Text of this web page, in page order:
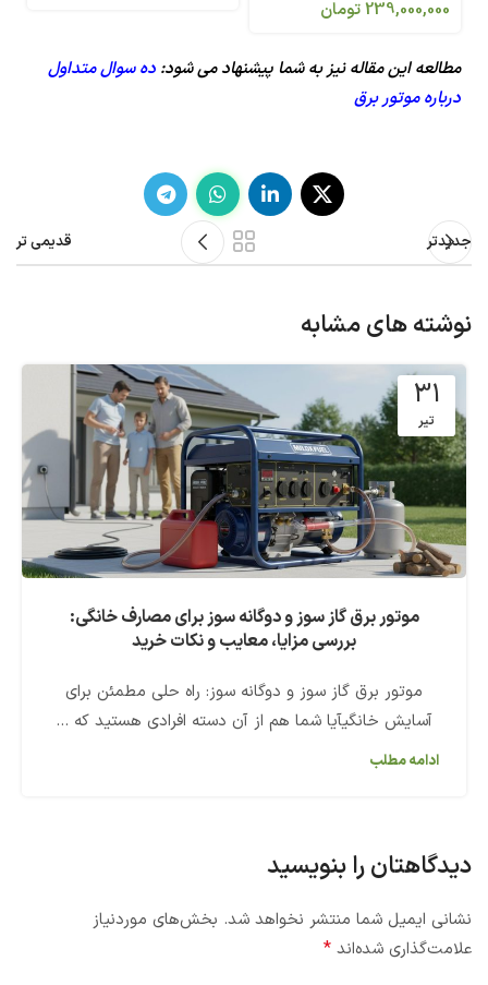
239,000,000تومان
مطالعه این مقاله نیز به شما پیشنهاد می شود: ده سوال متداول
درباره موتور برق
جدیدتر قدیمی تر
نوشته های مشابه
31
تیر
موتور برق گاز سوز و دوگانه سوز برای مصارف خانگی:
بررسی مزایا، معایب و نکات خرید
موتور برق گاز سوز و دوگانه سوز: راه حلی مطمئن برای
آسایش خانگیآیا شما هم از آن دسته افرادی هستید که ...
ادامه مطلب
دیدگاهتان را بنویسید
نشانی ایمیل شما منتشر نخواهد شد. بخش‌های موردنیاز
علامت‌گذاری شده‌اند *